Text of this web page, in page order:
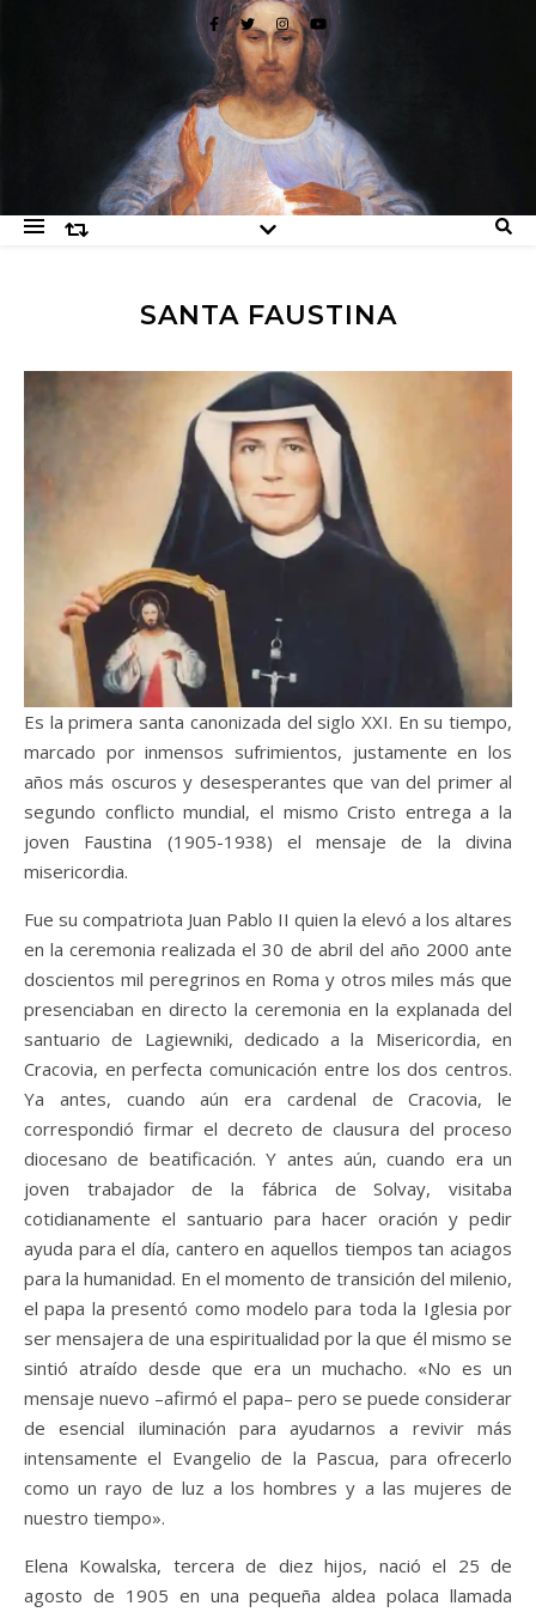
SANTA FAUSTINA
Es la primera santa canonizada del siglo XXI. En su tiempo,
marcado por inmensos sufrimientos, justamente en los
años más oscuros y desesperantes que van del primer al
segundo conflicto mundial, el mismo Cristo entrega a la
joven Faustina (1905-1938) el mensaje de la divina
misericordia.
Fue su compatriota Juan Pablo II quien la elevó a los altares
en la ceremonia realizada el 30 de abril del año 2000 ante
doscientos mil peregrinos en Roma y otros miles más que
presenciaban en directo la ceremonia en la explanada del
santuario de Lagiewniki, dedicado a la Misericordia, en
Cracovia, en perfecta comunicación entre los dos centros.
Ya antes, cuando aún era cardenal de Cracovia, le
correspondió firmar el decreto de clausura del proceso
diocesano de beatificación. Y antes aún, cuando era un
joven trabajador de la fábrica de Solvay, visitaba
cotidianamente el santuario para hacer oración y pedir
ayuda para el día, cantero en aquellos tiempos tan aciagos
para la humanidad. En el momento de transición del milenio,
el papa la presentó como modelo para toda la Iglesia por
ser mensajera de una espiritualidad por la que él mismo se
sintió atraído desde que era un muchacho. «No es un
mensaje nuevo –afirmó el papa– pero se puede considerar
de esencial iluminación para ayudarnos a revivir más
intensamente el Evangelio de la Pascua, para ofrecerlo
como un rayo de luz a los hombres y a las mujeres de
nuestro tiempo».
Elena Kowalska, tercera de diez hijos, nació el 25 de
agosto de 1905 en una pequeña aldea polaca llamada